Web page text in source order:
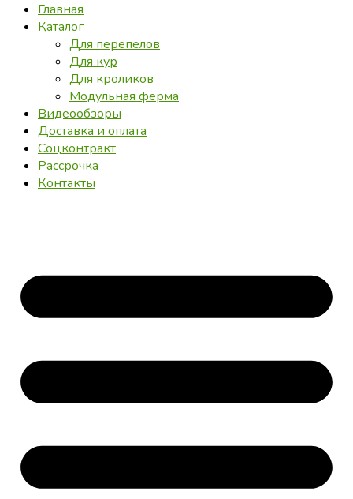
Главная
Каталог
Для перепелов
Для кур
Для кроликов
Модульная ферма
Видеообзоры
Доставка и оплата
Соцконтракт
Рассрочка
Контакты